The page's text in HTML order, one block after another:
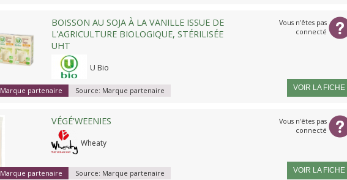
BOISSON AU SOJA À LA VANILLE ISSUE DE
L'AGRICULTURE BIOLOGIQUE, STÉRILISÉE
UHT
U Bio
Marque partenaire Source: Marque partenaire
Vous n'êtes pas
connecté
VOIR LA FICHE
VÉGÉ'WEENIES
Wheaty
Marque partenaire Source: Marque partenaire
Vous n'êtes pas
connecté
VOIR LA FICHE